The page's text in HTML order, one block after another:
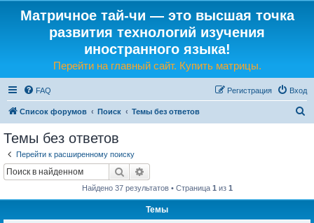
Матричное тай-чи — это высшая точка
развития технологий изучения
иностранного языка!
Перейти на главный сайт. Купить матрицы.
FAQ Вход
Регистрация
Список форумов Поиск Темы без ответов
Темы без ответов
Перейти к расширенному поиску
Поиск
Найдено 37 результатов • Страница 1 из 1
Темы